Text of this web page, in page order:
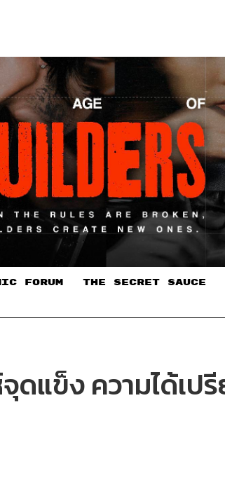
FORUM THE SECRET SAUCE​
ดแข็ง ความได้เป